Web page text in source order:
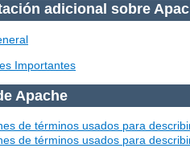
adicional sobre
Importantes
Apache
de términos usados para
de términos usados para